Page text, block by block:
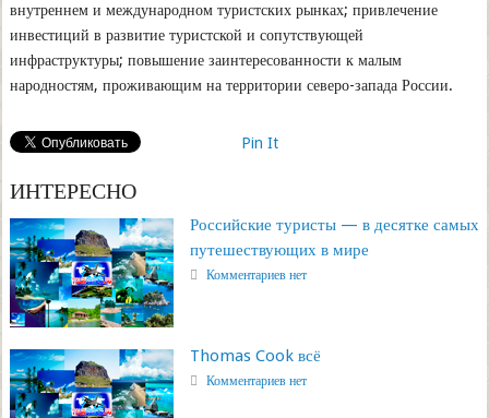
внутреннем и международном туристских рынках; привлечение
инвестиций в развитие туристской и сопутствующей
инфраструктуры; повышение заинтересованности к малым
народностям, проживающим на территории северо-запада России.
Pin It
ИНТЕРЕСНО
Российские туристы — в десятке самых
путешествующих в мире
Комментариев нет
Thomas Cook всё
Комментариев нет